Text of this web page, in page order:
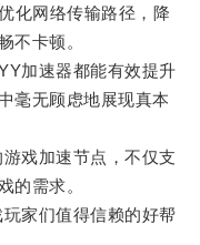
网络传输路径，降
不卡顿。
加速器都能有效提升
毫无顾虑地展现真本
戏加速节点，不仅支
的需求。
家们值得信赖的好帮